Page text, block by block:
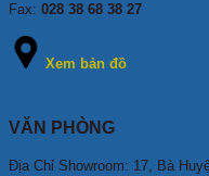
Fax: 028 38 68 38 27
Xem bản đồ
VĂN PHÒNG
Địa Chỉ Showroom: 17, Bà